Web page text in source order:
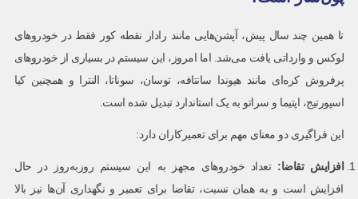
تا همین چند سال پیش، آپشن‌هایی مانند رادار نقطه کور فقط در خودروهای
لوکس و وارداتی یافت می‌شد. اما امروز، این سیستم در بسیاری از خودروهای
پرفروش کره‌ای مانند هیوندا سانتافه، توسان، سوناتا، النترا و همچنین کیا
اسپورتیج، اپتیما و سراتو به یک استاندارد تبدیل شده است.
این فراگیری دو معنای مهم برای تعمیرکاران دارد:
افزایش تقاضا: تعداد خودروهای مجهز به این سیستم روزبه‌روز در حال
افزایش است و به همان نسبت، تقاضا برای تعمیر و نگهداری آن‌ها نیز بالا